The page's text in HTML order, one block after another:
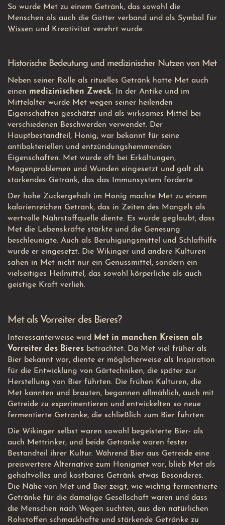
So wurde Met zu einem Getränk, das sowohl die
Menschen als auch die Götter verband und als Symbol für
Wissen und Kreativität verehrt wurde.
Historische Bedeutung und medizinischer Nutzen von Met
Neben seiner Rolle als rituelles Getränk hatte Met auch
einen medizinischen Zweck. In der Antike und im
Mittelalter wurde Met wegen seiner heilenden
Eigenschaften geschätzt und als wirksames Mittel bei
verschiedenen Beschwerden verwendet. Der
Hauptbestandteil, Honig, war bekannt für seine
antibakteriellen und entzündungshemmenden
Eigenschaften. Met wurde oft bei Erkältungen,
Magenproblemen und Wunden eingesetzt und galt als
stärkendes Getränk, das das Immunsystem förderte.
Der hohe Zuckergehalt im Honig machte Met zu einem
kalorienreichen Getränk, das in Zeiten des Mangels als
wertvolle Nährstoffquelle diente. Es wurde geglaubt, dass
Met die Lebenskräfte stärkte und die Genesung
beschleunigte. Auch als Beruhigungsmittel und Schlafhilfe
wurde er eingesetzt. Die Wikinger und andere Kulturen
sahen in Met nicht nur ein Genussmittel, sondern ein
vielseitiges Heilmittel, das sowohl körperliche als auch
geistige Kraft verlieh.
Met als Vorreiter des Bieres?
Interessanterweise wird
Met in manchen Kreisen als
Vorreiter des Bieres betrachtet. Da Met viel früher als
Bier bekannt war, diente er möglicherweise als Inspiration
für die Entwicklung von Gärtechniken, die später zur
Herstellung von Bier führten. Die frühen Kulturen, die
Met kannten und brauten, begannen allmählich, auch mit
Getreide zu experimentieren und entwickelten so neue
fermentierte Getränke, die schließlich zum Bier führten.
Die Wikinger selbst waren sowohl begeisterte Bier- als
auch Mettrinker, und beide Getränke waren fester
Bestandteil ihrer Kultur. Während Bier aus Getreide eine
preiswertere Alternative zum Honigmet war, blieb Met als
gehaltvolles und kostbares Getränk etwas Besonderes.
Die Nähe von Met und Bier zeigt, wie wichtig fermentierte
Getränke für die damalige Gesellschaft waren und dass
die Menschen nach Wegen suchten, aus den natürlichen
Rohstoffen schmackhafte und stärkende Getränke zu